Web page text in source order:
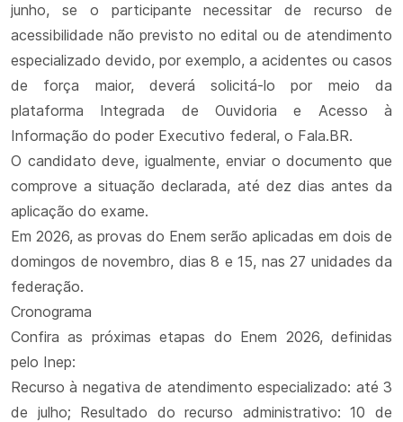
junho, se o participante necessitar de recurso de
acessibilidade não previsto no edital ou de atendimento
especializado devido, por exemplo, a acidentes ou casos
de força maior, deverá solicitá-lo por meio da
plataforma Integrada de Ouvidoria e Acesso à
Informação do poder Executivo federal, o Fala.BR.
O candidato deve, igualmente, enviar o documento que
comprove a situação declarada, até dez dias antes da
aplicação do exame.
Em 2026, as provas do Enem serão aplicadas em dois de
domingos de novembro, dias 8 e 15, nas 27 unidades da
federação.
Cronograma
Confira as próximas etapas do Enem 2026, definidas
pelo Inep:
Recurso à negativa de atendimento especializado: até 3
de julho; Resultado do recurso administrativo: 10 de